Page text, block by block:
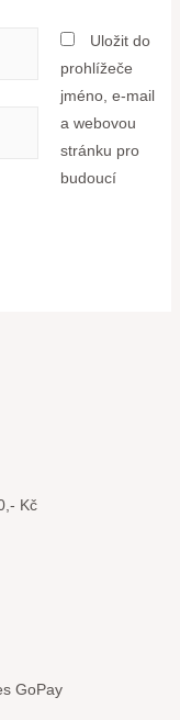
Uložit do
prohlížeče
jméno, e-mail
a webovou
stránku pro
budoucí
Kč
GoPay